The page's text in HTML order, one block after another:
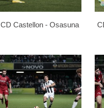
CD Castellon - Osasuna